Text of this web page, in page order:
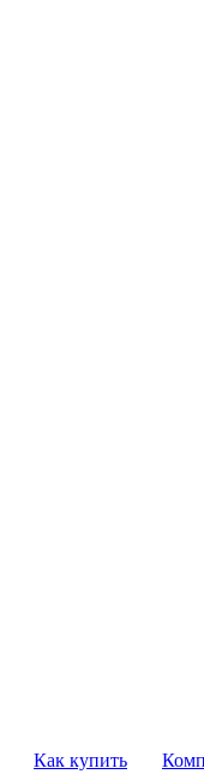
Как купить